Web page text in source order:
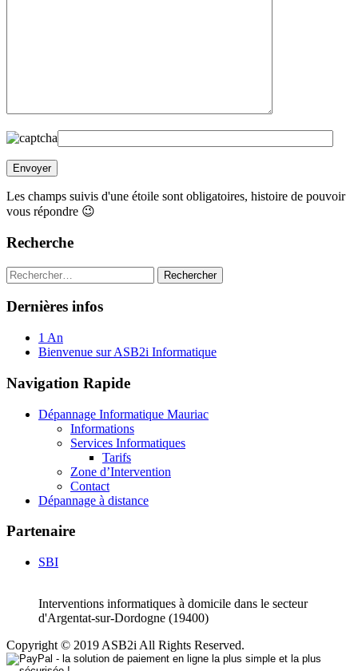
Les champs suivis d'une étoile sont obligatoires, histoire de pouvoir
vous répondre 😉
Recherche
Rechercher :
Dernières infos
1 An
Bienvenue sur ASB2i Informatique
Navigation Rapide
Dépannage Informatique Mauriac
Informations
Services Informatiques
Tarifs
Zone d’Intervention
Contact
Dépannage à distance
Partenaire
SBI
Interventions informatiques à domicile dans le secteur
d'Argentat-sur-Dordogne (19400)
Copyright © 2019 ASB2i All Rights Reserved.